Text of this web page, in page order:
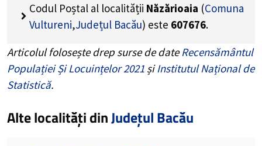
Codul Poștal al localității Năzărioaia (Comuna
Vultureni,Județul Bacău) este 607676.
Articolul folosește drep surse de dateRecensământul
Populației Și Locuințelor 2021 șiInstitutul Național de
Statistică.
Alte localități dinJudețul Bacău